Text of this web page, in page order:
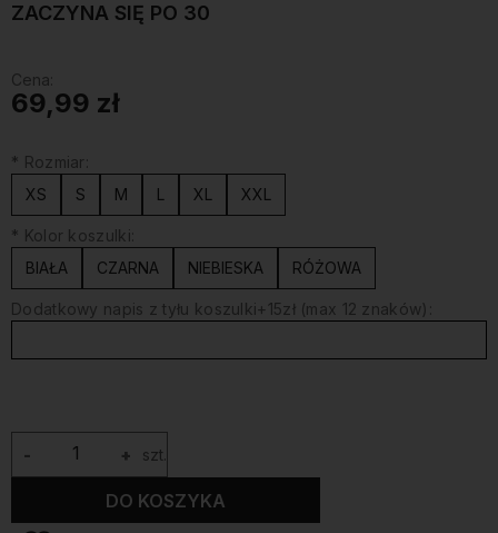
ZACZYNA SIĘ PO 30
Cena:
69,99 zł
* Rozmiar:
XS
S M L XL XXL
* Kolor koszulki:
BIAŁA
CZARNA NIEBIESKA RÓŻOWA
Dodatkowy napis z tyłu koszulki+15zł (max 12 znaków):
+
- szt.
DO KOSZYKA